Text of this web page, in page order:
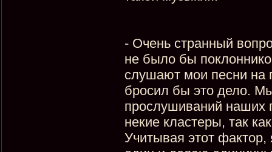
- Очень странный
не было бы
слушают мои песни на
бросил бы это дело.
прослушиваний наших
некие кластеры, так
Учитывая этот